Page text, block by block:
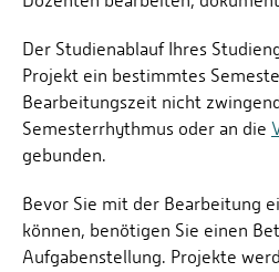
Der Studienablauf Ihres
Projekt ein bestimmtes
Bearbeitungszeit nicht
Semesterrhythmus oder an die
gebunden.
Bevor Sie mit der Bearbeitung
können, benötigen Sie einen
Aufgabenstellung. Projekte